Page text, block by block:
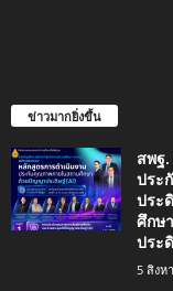
ข่าวมากยิ่งขึ้น
สพฐ
ประ
ประ
ศึกษ
ประ
5 สิงห